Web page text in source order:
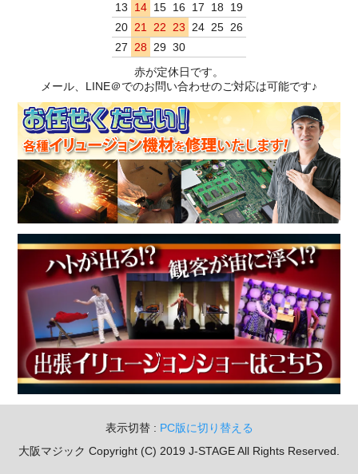
13
14 15 16 17 18
19
20 21 22 23 24 25 26
27 28 29 30
赤が定休日です。
メール、LINE＠でのお問い合わせのご対応は可能です♪
表示切替 : PC版に切り替える
大阪マジック Copyright (C) 2019 J-STAGE All Rights Reserved.